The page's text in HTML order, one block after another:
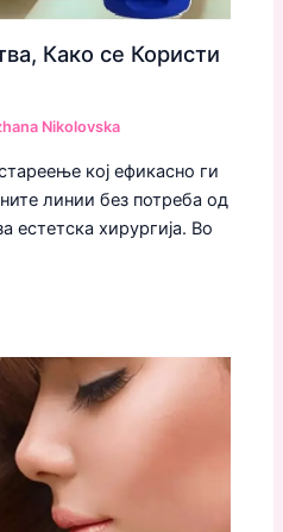
Како се Користи
Nikolovska
кој ефикасно ги
линии без потреба од
естетска хирургија. Во